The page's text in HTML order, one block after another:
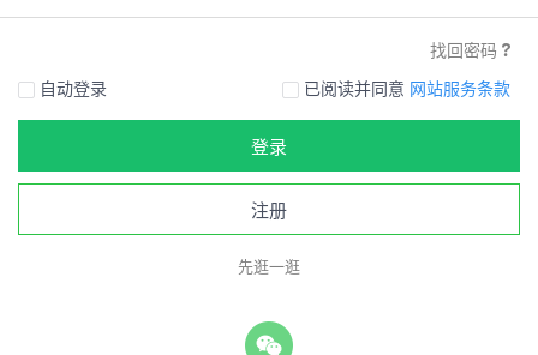
找回密码
自动登录
已阅读并同意 网站服务条款
登录
注册
先逛一逛